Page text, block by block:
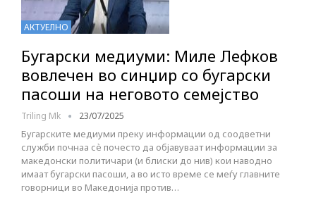
АКТУЕЛНО
Бугарски медиуми: Миле Лефков
вовлечен во синџир со бугарски
пасоши на неговото семејство
Triling Mk 23/07/2025
Бугарските медиуми преку информации од соодветни
служби почнаа сѐ почесто да објавуваат информации за
македонски политичари (и блиски до нив) кои наводно
имаат бугарски пасоши, а во исто време се меѓу главните
говорници во Македонија против…